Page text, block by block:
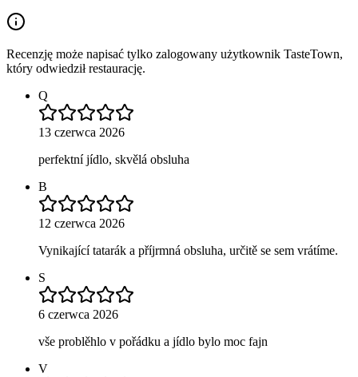
Recenzję może napisać tylko zalogowany użytkownik TasteTown,
który odwiedził restaurację.
Q
13 czerwca 2026
perfektní jídlo, skvělá obsluha
B
12 czerwca 2026
Vynikající tatarák a příjrmná obsluha, určitě se sem vrátíme.
S
6 czerwca 2026
vše problěhlo v pořádku a jídlo bylo moc fajn
V